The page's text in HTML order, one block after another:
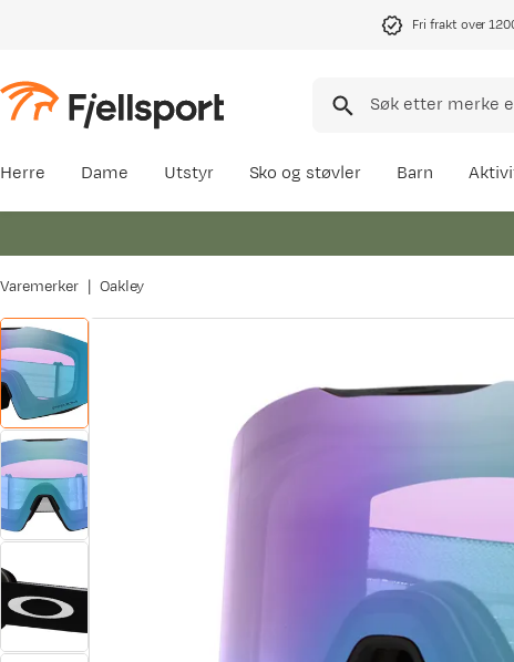
Fri frakt over
Herre Dame Utstyr Sko og støvler Barn
Varemerker Oakley